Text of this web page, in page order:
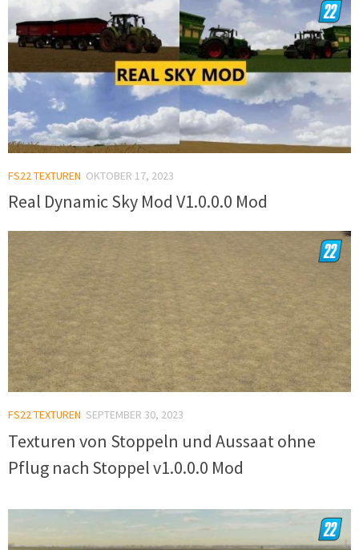
FS22 TEXTUREN OKTOBER 17, 2023
Real Dynamic Sky Mod V1.0.0.0 Mod
FS22 TEXTUREN SEPTEMBER 30, 2023
Texturen von Stoppeln und Aussaat ohne
Pflug nach Stoppel v1.0.0.0 Mod